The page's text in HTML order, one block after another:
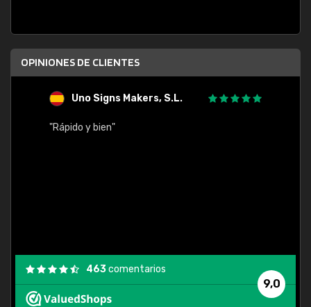
OPINIONES DE CLIENTES
Uno Signs Makers, S.L.
"Rápido y bien"
9,0
463comentarios